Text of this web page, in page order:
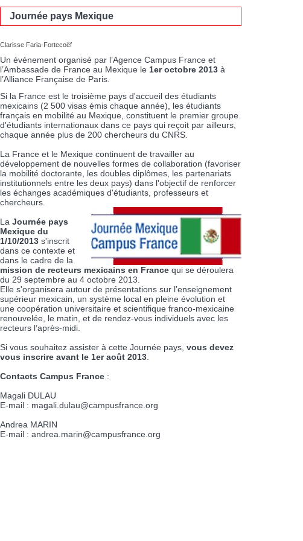
Journée pays Mexique
Clarisse Faria-Fortecoëf
Un événement organisé par l’Agence Campus France et
l’Ambassade de France au Mexique le 1er octobre 2013 à
l’Alliance Française de Paris.
Si la France est le troisième pays d'accueil des étudiants
mexicains (2 500 visas émis chaque année), les étudiants
français en mobilité au Mexique, constituent le premier groupe
d'étudiants internationaux dans ce pays qui reçoit par ailleurs,
chaque année plus de 200 chercheurs du CNRS.
La France et le Mexique continuent de travailler au
développement de nouvelles formes de collaboration (favoriser
la mobilité doctorante, les doubles diplômes, les partenariats
institutionnels entre les deux pays) dans l'objectif de renforcer
les échanges académiques d'étudiants, professeurs et
chercheurs.
La Journée pays
Mexique du
1/10/2013 s'inscrit
dans ce contexte et
dans le cadre de la
mission de recteurs mexicains en France qui se déroulera
du 29 septembre au 4 octobre 2013.
Elle s'organisera autour de présentations sur l’enseignement
supérieur mexicain, un système local en pleine évolution et
une coopération universitaire et scientifique franco-mexicaine
renouvelée, le matin, et de rendez-vous individuels avec les
recteurs l’après-midi.
Si vous souhaitez assister à cette Journée pays, vous devez
vous inscrire avant le 1er août 2013
Contacts Campus France :
Magali DULAU
E-mail : magali.dulau@campusfrance.org
Andrea MARIN
E-mail : andrea.marin@campusfrance.org